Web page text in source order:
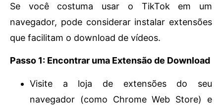
Se você costuma usar o TikTok em um
navegador, pode considerar instalar extensões
que facilitam o download de vídeos.
Passo 1: Encontrar uma Extensão de Download
Visite a loja de extensões do seu
navegador (como Chrome Web Store) e